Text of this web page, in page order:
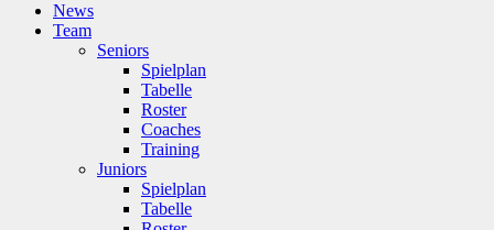
News
Team
Seniors
Spielplan
Tabelle
Roster
Coaches
Training
Juniors
Spielplan
Tabelle